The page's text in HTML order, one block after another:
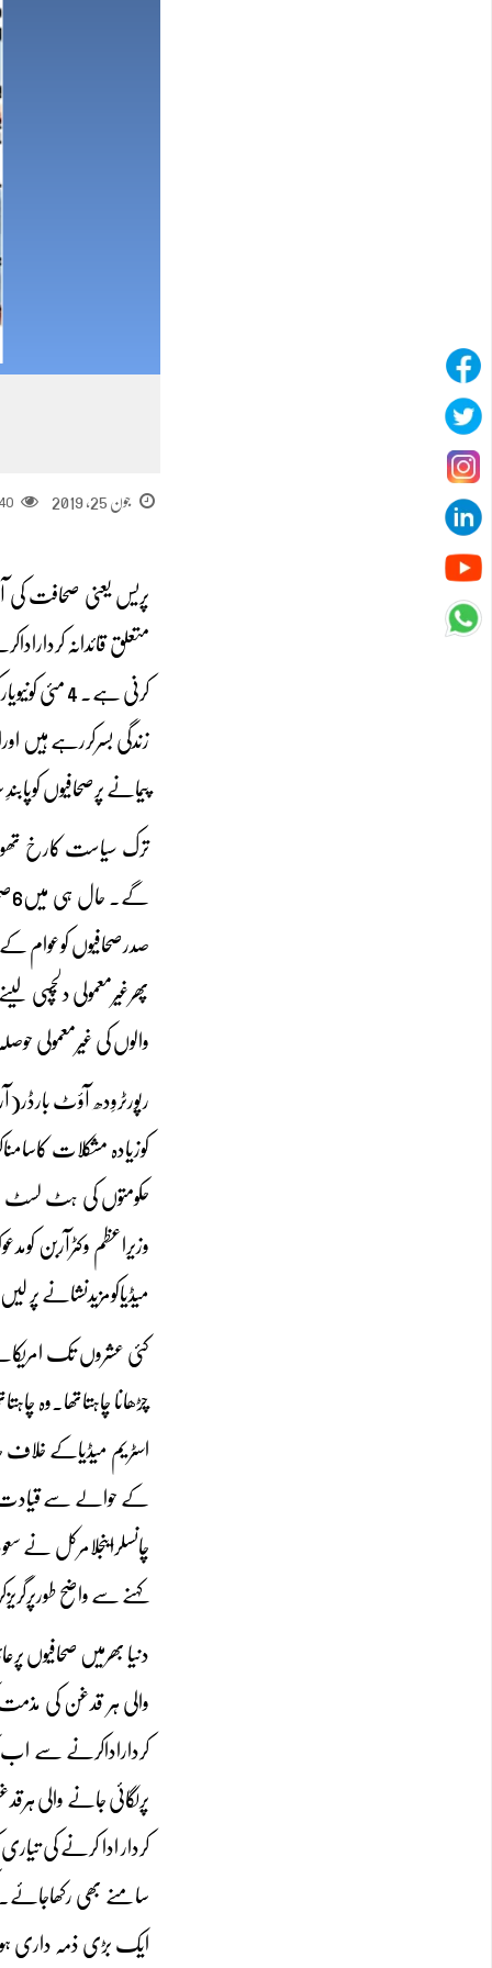
جون 25, 2019
پریس یعنی صحافت کی
متعلق قائدانہ
پیمانے پرصحافیوں
ترک سیاست کارخ
صدرصحافیوں کوعوام
پھرغیرمعمولی دلچسپی
والوں کی غیرمعمولی
کوزیادہ مشکلات
حکومتوں کی ہٹ لسٹ
وزیراعظم وکٹرآربن
میڈیاکومزیدنشانے پر
کئی عشروں تک
چڑھانا چاہتاتھا۔وہ
اسٹریم میڈیاکے
کے حوالے سے قیادت
چانسلراینجلامرکل
کہنے سے واضح
دنیا بھرمیں
والی ہر قدغن کی
کرداراداکرنے سے اب
پرلگائی جانے والی
کردار ادا کرنے کی
سامنے بھی
ایک بڑی ذمہ داری